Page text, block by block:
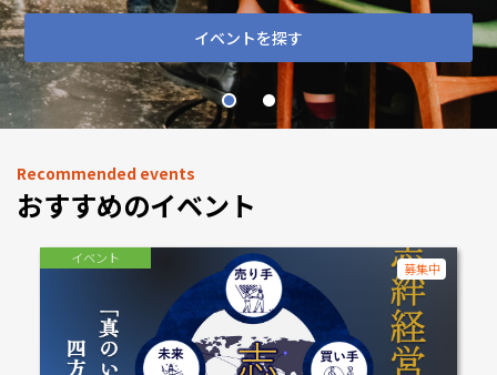
イベントを探す
Recommended events
おすすめのイベント
イベント
募集中